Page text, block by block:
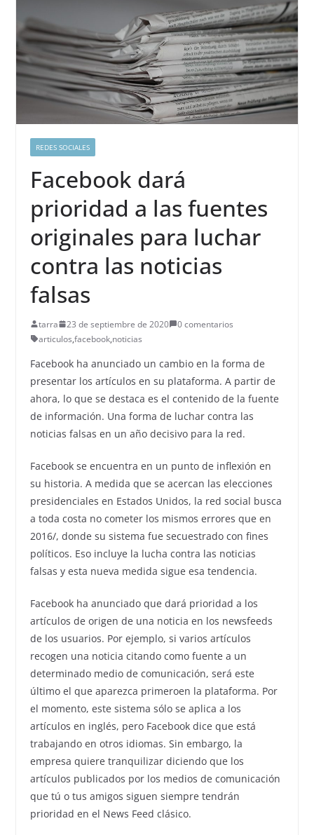
REDES SOCIALES
Facebook dará
prioridad a las fuentes
originales para luchar
contra las noticias
falsas
tarra 23 de septiembre de 2020
0 comentarios
articulos,facebook,noticias
Facebook ha anunciado un cambio en la forma de
presentar los artículos en su plataforma. A partir de
ahora, lo que se destaca es el contenido de la fuente
de información. Una forma de luchar contra las
noticias falsas en un año decisivo para la red.
Facebook se encuentra en un punto de inflexión en
su historia. A medida que se acercan las elecciones
presidenciales en Estados Unidos, la red social busca
a toda costa no cometer los mismos errores que en
2016/, donde su sistema fue secuestrado con fines
políticos. Eso incluye la lucha contra las noticias
falsas y esta nueva medida sigue esa tendencia.
Facebook ha anunciado que dará prioridad a los
artículos de origen de una noticia en los newsfeeds
de los usuarios. Por ejemplo, si varios artículos
recogen una noticia citando como fuente a un
determinado medio de comunicación, será este
último el que aparezca primeroen la plataforma. Por
el momento, este sistema sólo se aplica a los
artículos en inglés, pero Facebook dice que está
trabajando en otros idiomas. Sin embargo, la
empresa quiere tranquilizar diciendo que los
artículos publicados por los medios de comunicación
que tú o tus amigos siguen siempre tendrán
prioridad en el News Feed clásico.